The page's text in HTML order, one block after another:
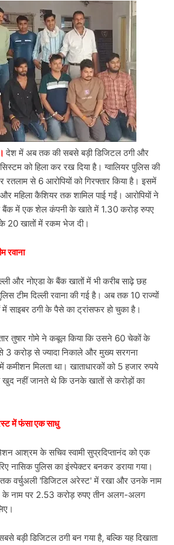
देश में अब तक की सबसे बड़ी डिजिटल ठगी और
को हिला कर रख दिया है। ग्वालियर पुलिस की
से 6 आरोपियों को गिरफ्तार किया है। इसमें
महिला कैशियर तक शामिल पाई गईं। आरोपियों ने
बैंक में एक शेल कंपनी के खाते में 1.30 करोड़ रुपए
20 खातों में रकम भेज दी।
रवाना
और नोएडा के बैंक खातों में भी करीब साढ़े छह
टीम दिल्ली रवाना की गई है। अब तक 10 राज्यों
साइबर ठगी के पैसे का ट्रांसफर हो चुका है।
तुषार गोमे ने कबूल किया कि उसने 60 चेकों के
3 करोड़ से ज्यादा निकाले और मुख्य सरगना
मिलता था। खाताधारकों को 5 हजार रुपये
नहीं जानते थे कि उनके खातों से करोड़ों का
में फंसा एक साधु
आश्रम के सचिव स्वामी सुप्रदिप्तानंद को एक
नासिक पुलिस का इंस्पेक्टर बनकर डराया गया।
तक वर्चुअली 'डिजिटल अरेस्ट' में रखा और उनके नाम
नाम पर 2.53 करोड़ रुपए तीन अलग-अलग
बड़ी डिजिटल ठगी बन गया है, बल्कि यह दिखाता